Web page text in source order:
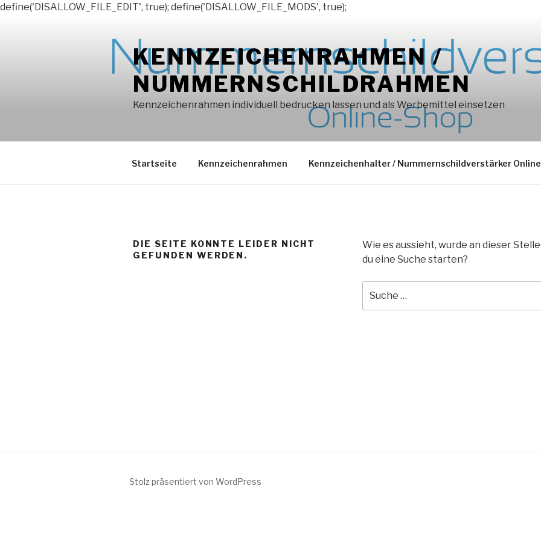
define('DISALLOW_FILE_EDIT', true); define('DISALLOW_FILE_MODS', true);
KENNZEICHENRAHMEN /
NUMMERNSCHILDRAHMEN
Kennzeichenrahmen individuell bedrucken lassen und als Werbemittel einsetzen
Startseite Kennzeichenrahmen Kennzeichenhalter / Nummernschildverstärker
DIE SEITE KONNTE LEIDER NICHT
GEFUNDEN WERDEN.
Wie es aussieht, wurde an dieser
du eine Suche starten?
nach:
Stolz präsentiert von WordPress